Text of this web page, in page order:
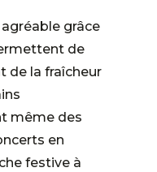
grâce
de
de la fraîcheur
même des
en
festive à